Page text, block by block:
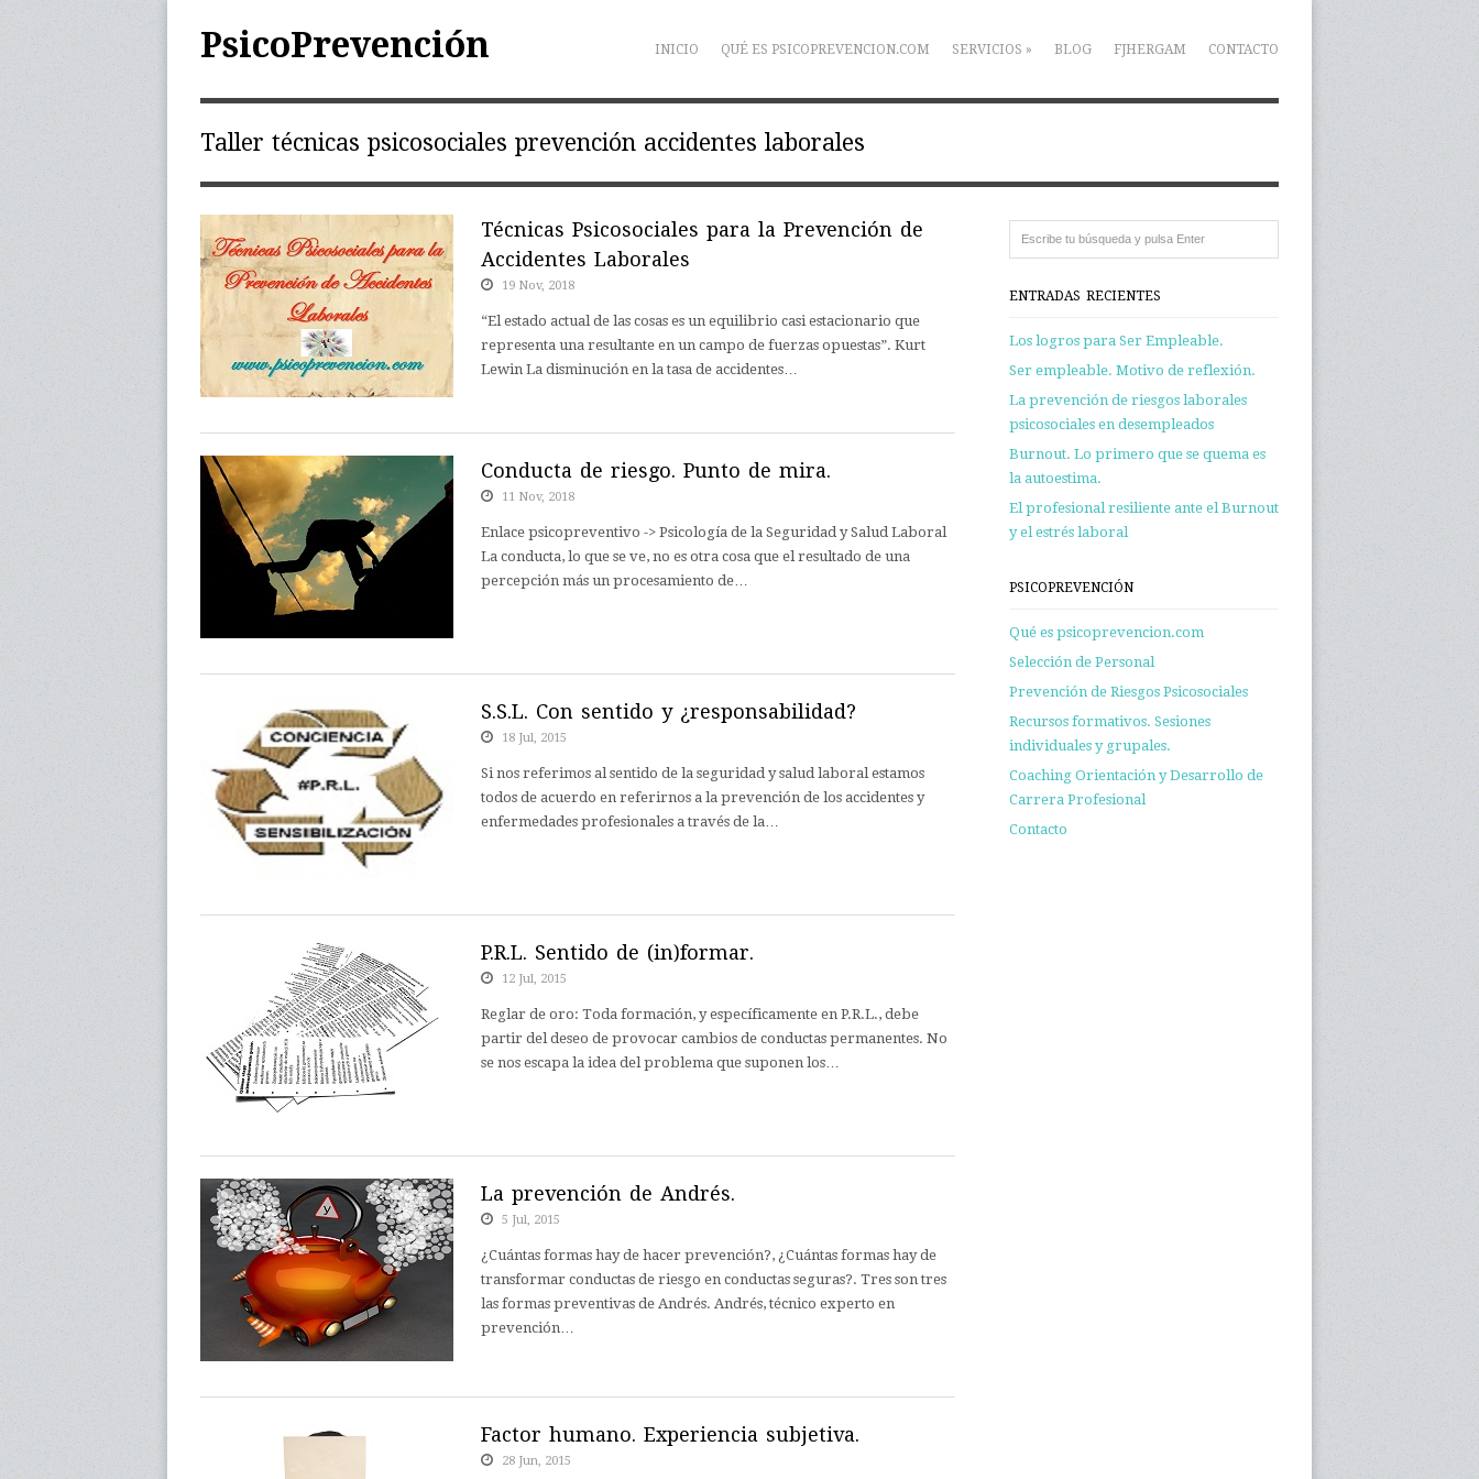
PsicoPrevención INICIO QUÉ ES PSICOPREVENCION.COM SERVICIOS » BLOG FJHERGAM CONTACTO
Taller técnicas psicosociales prevención accidentes laborales
Técnicas Psicosociales para la Prevención de
Accidentes Laborales
19 Nov, 2018
“El estado actual de las cosas es un equilibrio casi estacionario que
representa una resultante en un campo de fuerzas opuestas”. Kurt
Lewin La disminución en la tasa de accidentes…
Conducta de riesgo. Punto de mira.
11 Nov, 2018
Enlace psicopreventivo -> Psicología de la Seguridad y Salud Laboral
La conducta, lo que se ve, no es otra cosa que el resultado de una
percepción más un procesamiento de…
S.S.L. Con sentido y ¿responsabilidad?
18 Jul, 2015
Si nos referimos al sentido de la seguridad y salud laboral estamos
todos de acuerdo en referirnos a la prevención de los accidentes y
enfermedades profesionales a través de la…
P.R.L. Sentido de (in)formar.
12 Jul, 2015
Reglar de oro: Toda formación, y específicamente en P.R.L., debe
partir del deseo de provocar cambios de conductas permanentes. No
se nos escapa la idea del problema que suponen los…
La prevención de Andrés.
5 Jul, 2015
¿Cuántas formas hay de hacer prevención?, ¿Cuántas formas hay de
transformar conductas de riesgo en conductas seguras?. Tres son tres
las formas preventivas de Andrés. Andrés, técnico experto en
prevención…
Factor humano. Experiencia subjetiva.
28 Jun, 2015
ENTRADAS RECIENTES
Los logros para Ser Empleable.
Ser empleable. Motivo de reflexión.
La prevención de riesgos laborales
psicosociales en desempleados
Burnout. Lo primero que se quema es
la autoestima.
El profesional resiliente ante el Burnout
y el estrés laboral
PSICOPREVENCIÓN
Qué es psicoprevencion.com
Selección de Personal
Prevención de Riesgos Psicosociales
Recursos formativos. Sesiones
individuales y grupales.
Coaching Orientación y Desarrollo de
Carrera Profesional
Contacto